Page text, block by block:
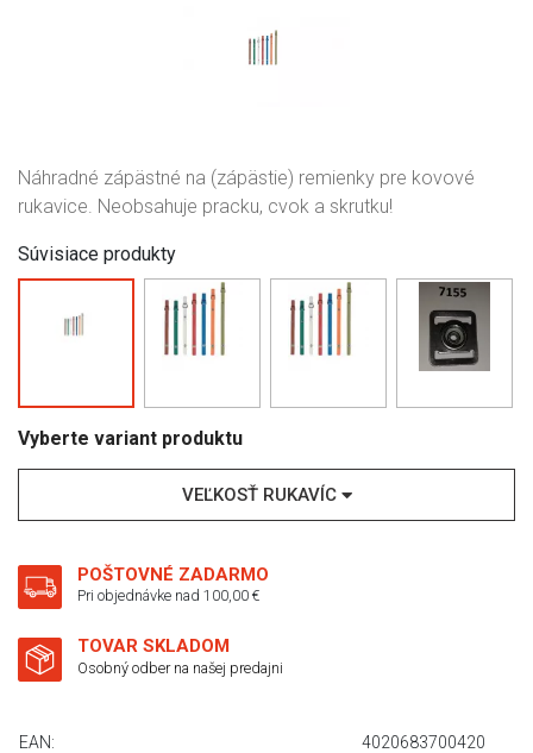
Náhradné zápästné na (zápästie) remienky pre kovové
rukavice. Neobsahuje pracku, cvok a skrutku!
Súvisiace produkty
Vyberte variant produktu
VEĽKOSŤ RUKAVÍC
POŠTOVNÉ ZADARMO
Pri objednávke nad 100,00 €
TOVAR SKLADOM
Osobný odber na našej predajni
EAN:
4020683700420